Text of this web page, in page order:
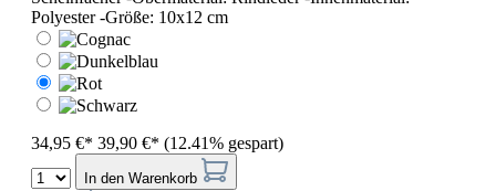
Polyester -Größe: 10x12 cm
34,95 €* 39,90 €* (12.41% gespart)
In den Warenkorb